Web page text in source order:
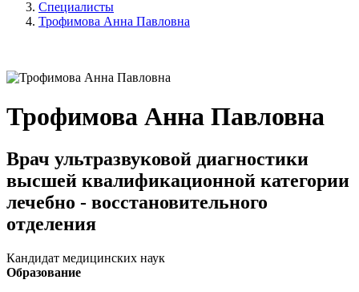
Специалисты
Трофимова Анна Павловна
Трофимова Анна Павловна
Врач ультразвуковой диагностики
высшей квалификационной категории
лечебно - восстановительного
отделения
Кандидат медицинских наук
Образование